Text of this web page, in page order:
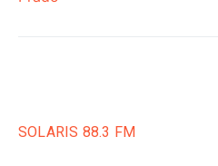
SOLARIS 88.3 FM